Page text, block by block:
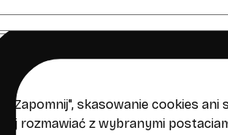
"Zapomnij", skasowanie cookies
rozmawiać z wybranymi